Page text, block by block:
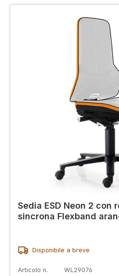
Sedia ESD Neon 2 con
sincrona Flexband
Disponibile a breve
Articolo n.
WL29076